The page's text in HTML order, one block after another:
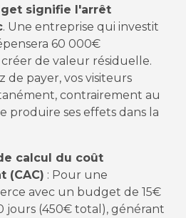
signifie l'arrêt
. Une entreprise qui investit
60 000€
de valeur résiduelle.
de payer, vos visiteurs
contrairement au
produire ses effets dans la
calcul du coût
(CAC) : Pour une
avec un budget de 15€
jours (450€ total), générant